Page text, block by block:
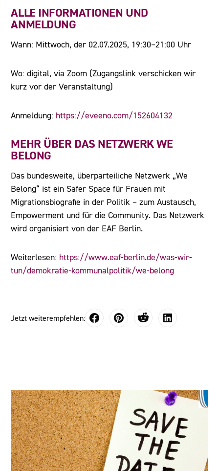
ALLE INFORMATIONEN UND
ANMELDUNG
Wann: Mittwoch, der 02.07.2025, 19:30–21:00 Uhr
Wo: digital, via Zoom (Zugangslink verschicken wir
kurz vor der Veranstaltung)
Anmeldung: https://eveeno.com/152604132
MEHR ÜBER DAS NETZWERK WE
BELONG
Das bundesweite, überparteiliche Netzwerk „We
Belong“ ist ein Safer Space für Frauen mit
Migrationsbiografie in der Politik – zum Austausch,
Empowerment und für die Community. Das Netzwerk
wird organisiert von der EAF Berlin.
Weiterlesen: https://www.eaf-berlin.de/was-wir-
tun/demokratie-kommunalpolitik/we-belong
Jetzt weiterempfehlen: